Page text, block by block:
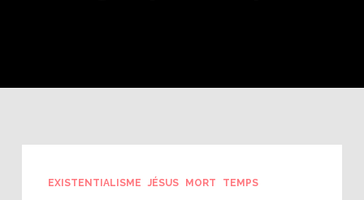
EXISTENTIALISME JÉSUS MORT TEMPS